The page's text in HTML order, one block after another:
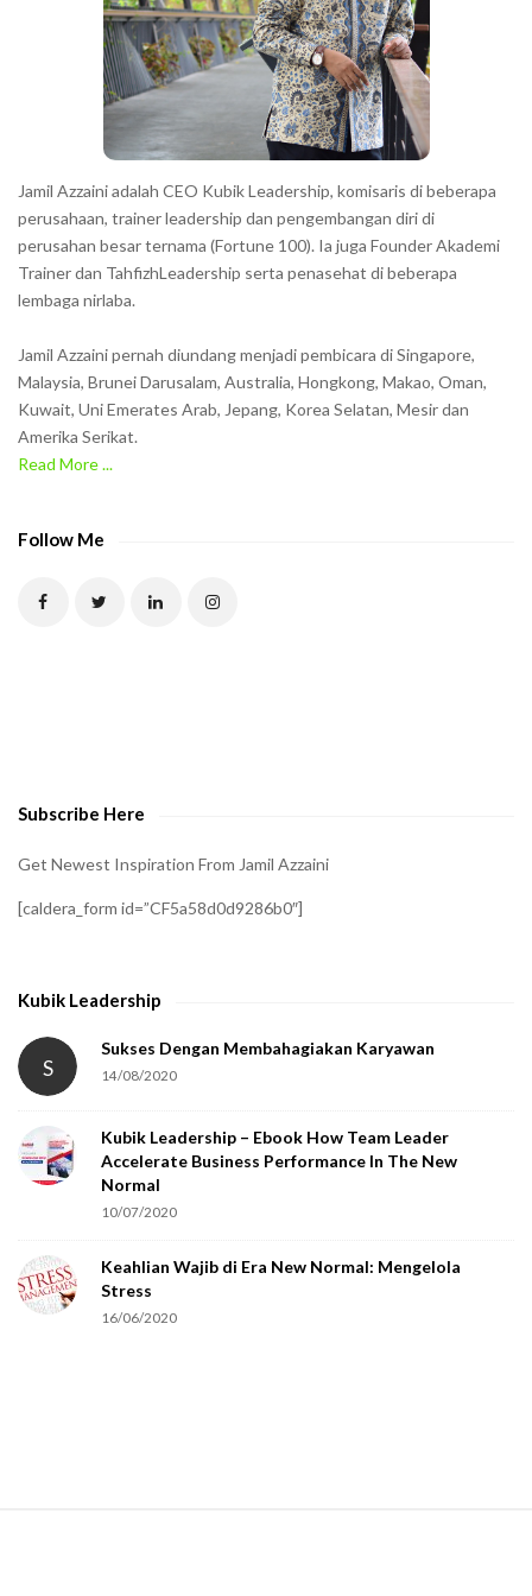
Jamil Azzaini adalah CEO Kubik Leadership, komisaris di beberapa
perusahaan, trainer leadership dan pengembangan diri di
perusahan besar ternama (Fortune 100). Ia juga Founder Akademi
Trainer dan TahfizhLeadership serta penasehat di beberapa
lembaga nirlaba.
Jamil Azzaini pernah diundang menjadi pembicara di Singapore,
Malaysia, Brunei Darusalam, Australia, Hongkong, Makao, Oman,
Kuwait, Uni Emerates Arab, Jepang, Korea Selatan, Mesir dan
Amerika Serikat.
Read More ...
Follow Me
Subscribe Here
Get Newest Inspiration From Jamil Azzaini
[caldera_form id=”CF5a58d0d9286b0″]
Kubik Leadership
S
Sukses Dengan Membahagiakan Karyawan
14/08/2020
Kubik Leadership – Ebook How Team Leader
Accelerate Business Performance In The New
Normal
10/07/2020
Keahlian Wajib di Era New Normal: Mengelola
Stress
16/06/2020